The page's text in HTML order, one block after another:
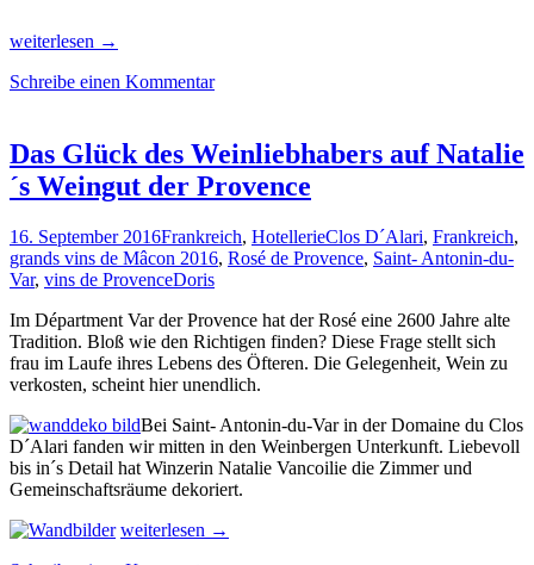
Nach
Jahren
den
Garten
Eden
Lombok
gefunden
weiterlesen →
Schreibe einen Kommentar
Das Glück des Weinliebhabers auf Natalie
´s Weingut der Provence
16. September 2016Frankreich, HotellerieClos D´Alari, Frankreich,
grands vins de Mâcon 2016, Rosé de Provence, Saint- Antonin-du-
Var, vins de ProvenceDoris
Im Départment Var der Provence hat der Rosé eine 2600 Jahre alte
Tradition. Bloß wie den Richtigen finden? Diese Frage stellt sich
frau im Laufe ihres Lebens des Öfteren. Die Gelegenheit, Wein zu
verkosten, scheint hier unendlich.
Bei Saint- Antonin-du-Var in der Domaine du Clos
D´Alari fanden wir mitten in den Weinbergen Unterkunft. Liebevoll
bis in´s Detail hat Winzerin Natalie Vancoilie die Zimmer und
Gemeinschaftsräume dekoriert.
Das
weiterlesen →